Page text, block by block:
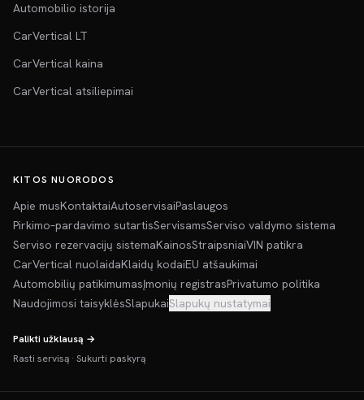
Automobilio istorija
CarVertical LT
CarVertical kaina
CarVertical atsiliepimai
KITOS NUORODOS
Apie musKontaktaiAutoservisaiPaslaugos
Pirkimo–pardavimo sutartisServisamsServiso valdymo sistema
Serviso rezervacijų sistemaKainosStraipsniaiVIN patikra
CarVertical nuolaidaKlaidų kodaiEU atšaukimai
Automobilių patikimumasĮmonių registrasPrivatumo politika
Naudojimosi taisyklėsSlapukaiSlapukų nustatymai
Palikti užklausą →
Rasti servisą · Sukurti paskyrą